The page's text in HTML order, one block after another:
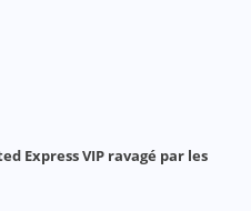
Express VIP ravagé par les